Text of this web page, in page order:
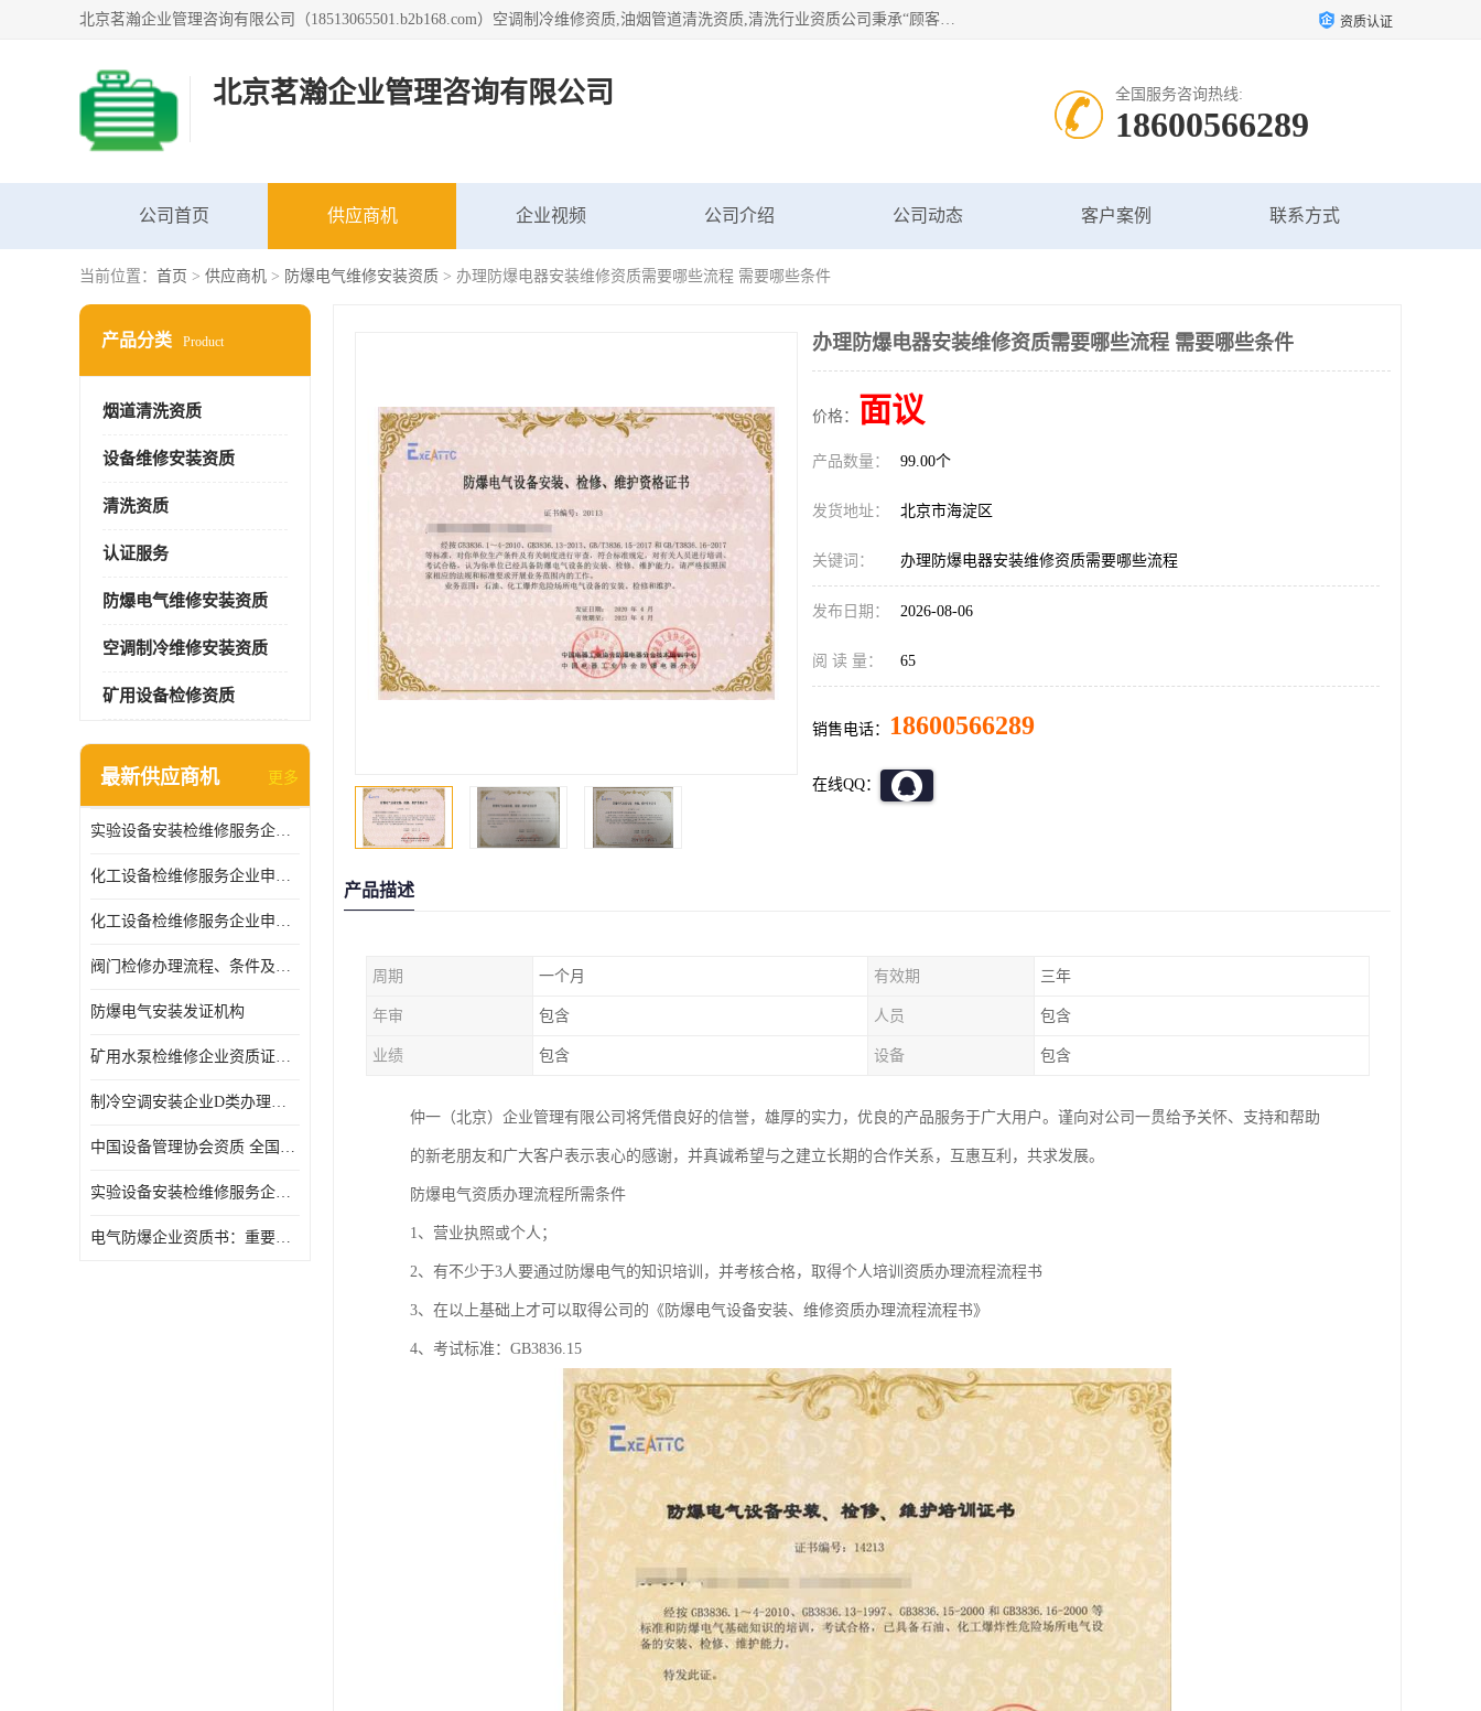
北京茗瀚企业管理咨询有限公司（18513065501.b2b168.com）空调制冷维修资质,油烟管道清洗资质,清洗行业资质公司秉承“顾客至上，锐意进缺的经营理念，我们提供高质量的产品，坚持“客户”的原则为广大客户提供贴心服务。如果你对公司的产品感兴趣，可以联系高经理，我们会用好的产品和服务让您满意。 资质认证
北京茗瀚企业管理咨询有限公司 全国服务咨询热线:
18600566289
公司首页 供应商机 企业视频 公司介绍 公司动态 客户案例 联系方式
当前位置： 首页 > 供应商机 > 防爆电气维修安装资质 > 办理防爆电器安装维修资质需要哪些流程 需要哪些条件
产品分类 Product
烟道清洗资质
设备维修安装资质
清洗资质
认证服务
防爆电气维修安装资质
空调制冷维修安装资质
矿用设备检修资质
最新供应商机 更多
实验设备安装检维修服务企业申报要求和流程
化工设备检维修服务企业申报条件.
化工设备检维修服务企业申报条件
阀门检修办理流程、条件及费用
防爆电气安装发证机构
矿用水泵检维修企业资质证办理流程及费用
制冷空调安装企业D类办理要求
中国设备管理协会资质 全国均可办理
实验设备安装检维修服务企业申报要求和流程.
​电气防爆企业资质书：重要性及作用
办理防爆电器安装维修资质需要哪些流程 需要哪些条件
价格： 面议
产品数量： 99.00个
发货地址： 北京市海淀区
关键词： 办理防爆电器安装维修资质需要哪些流程
发布日期： 2026-08-06
阅 读 量： 65
销售电话： 18600566289
在线QQ：
产品描述
周期 一个月 有效期 三年
年审 包含 人员 包含
业绩 包含 设备 包含
仲一（北京）企业管理有限公司将凭借良好的信誉，雄厚的实力，优良的产品服务于广大用户。谨向对公司一贯给予关怀、支持和帮助
的新老朋友和广大客户表示衷心的感谢，并真诚希望与之建立长期的合作关系，互惠互利，共求发展。
防爆电气资质办理流程所需条件
1、营业执照或个人；
2、有不少于3人要通过防爆电气的知识培训，并考核合格，取得个人培训资质办理流程流程书
3、在以上基础上才可以取得公司的《防爆电气设备安装、维修资质办理流程流程书》
4、考试标准：GB3836.15